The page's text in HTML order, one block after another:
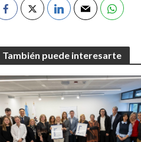
También puede interesarte